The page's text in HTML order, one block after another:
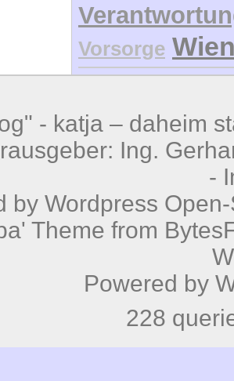
Vorsorge
- katja – daheim
Ing.
-
by Wordpress
Theme from
Powered by
228